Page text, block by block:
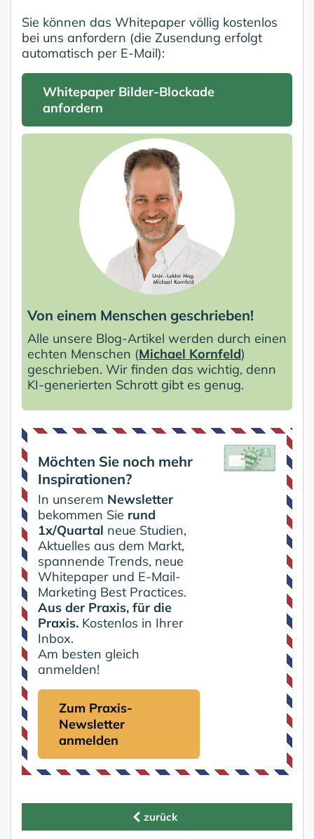
Sie können das Whitepaper völlig kostenlos
bei uns anfordern (die Zusendung erfolgt
automatisch per E-Mail):
Whitepaper Bilder-Blockade
anfordern
Von einem Menschen geschrieben!
Alle unsere Blog-Artikel werden durch einen
echten Menschen (Michael Kornfeld)
geschrieben. Wir finden das wichtig, denn
KI-generierten Schrott gibt es genug.
Möchten Sie noch mehr
Inspirationen?
In unserem Newsletter
bekommen Sie rund
1x/Quartal neue Studien,
Aktuelles aus dem Markt,
spannende Trends, neue
Whitepaper und E-Mail-
Marketing Best Practices.
Aus der Praxis, für die
Praxis. Kostenlos in Ihrer
Inbox.
Am besten gleich
anmelden!
Zum Praxis-
Newsletter
anmelden
zurück